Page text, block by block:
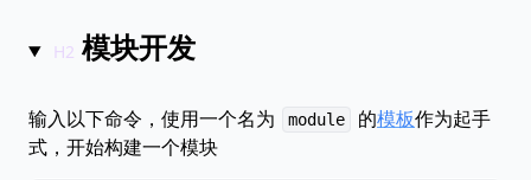
模块开发
输入以下命令，使用一个名为 module 的模板作为起手
式，开始构建一个模块